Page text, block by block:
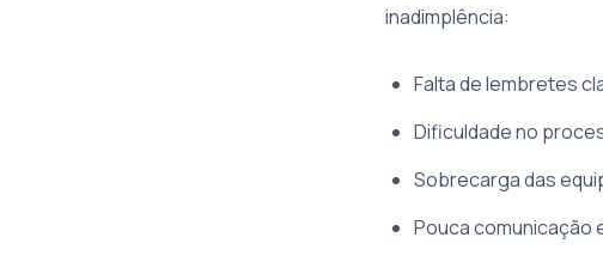
inadimplência:
Falta de lembretes
Dificuldade no
Sobrecarga das
Pouca comunicação